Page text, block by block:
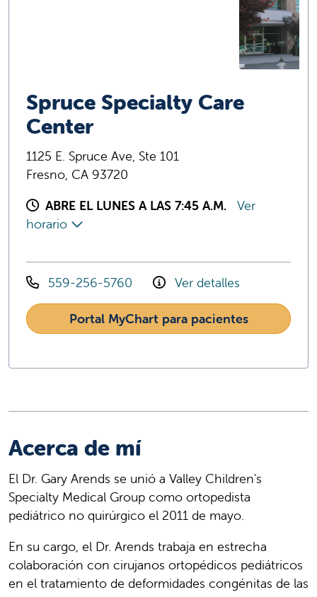
Spruce Specialty Care
Center
1125 E. Spruce Ave, Ste 101
Fresno, CA 93720
ABRE EL LUNES A LAS 7:45 A.M.
Ver
horario
559-256-5760 Ver detalles
Portal MyChart para pacientes
Acerca de mí
El Dr. Gary Arends se unió a Valley Children's
Specialty Medical Group como ortopedista
pediátrico no quirúrgico el 2011 de mayo.
En su cargo, el Dr. Arends trabaja en estrecha
colaboración con cirujanos ortopédicos pediátricos
en el tratamiento de deformidades congénitas de las